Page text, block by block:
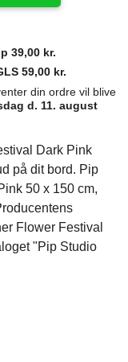
39,00 kr.
59,00 kr.
din ordre vil blive
d. 11. august
Dark Pink
på dit bord. Pip
50 x 150 cm,
Flower Festival
"Pip Studio